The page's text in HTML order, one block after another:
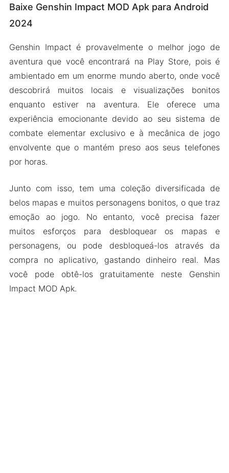
Baixe Genshin Impact MOD Apk para Android
2024
Genshin Impact é provavelmente o melhor jogo de
aventura que você encontrará na Play Store, pois é
ambientado em um enorme mundo aberto, onde você
descobrirá muitos locais e visualizações bonitos
enquanto estiver na aventura. Ele oferece uma
experiência emocionante devido ao seu sistema de
combate elementar exclusivo e à mecânica de jogo
envolvente que o mantém preso aos seus telefones
por horas.
Junto com isso, tem uma coleção diversificada de
belos mapas e muitos personagens bonitos, o que traz
emoção ao jogo. No entanto, você precisa fazer
muitos esforços para desbloquear os mapas e
personagens, ou pode desbloqueá-los através da
compra no aplicativo, gastando dinheiro real. Mas
você pode obtê-los gratuitamente neste Genshin
Impact MOD Apk.